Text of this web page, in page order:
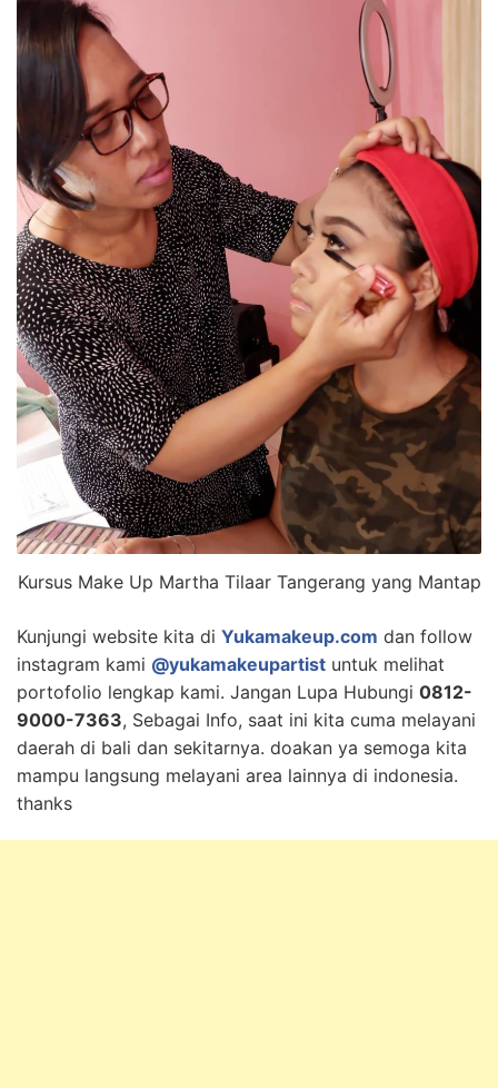
Kursus Make Up Martha Tilaar Tangerang yang Mantap
Kunjungi website kita di Yukamakeup.com dan follow
instagram kami @yukamakeupartist untuk melihat
portofolio lengkap kami. Jangan Lupa Hubungi 0812-
9000-7363, Sebagai Info, saat ini kita cuma melayani
daerah di bali dan sekitarnya. doakan ya semoga kita
mampu langsung melayani area lainnya di indonesia.
thanks